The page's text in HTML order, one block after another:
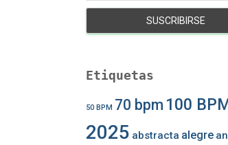
Etiquetas
50 BPM 70 bpm 100
2025 abstracta alegre